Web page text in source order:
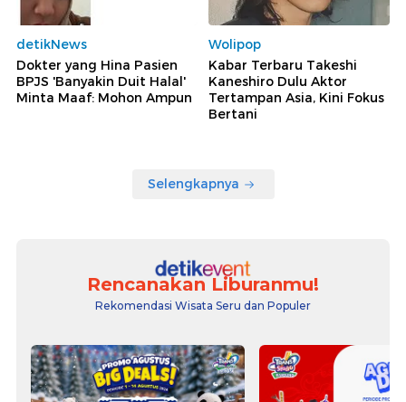
detikNews
Dokter yang Hina Pasien
BPJS 'Banyakin Duit Halal'
Minta Maaf: Mohon Ampun
Wolipop
Kabar Terbaru Takeshi
Kaneshiro Dulu Aktor
Tertampan Asia, Kini Fokus
Bertani
Selengkapnya
Rencanakan Liburanmu!
Rekomendasi Wisata Seru dan Populer